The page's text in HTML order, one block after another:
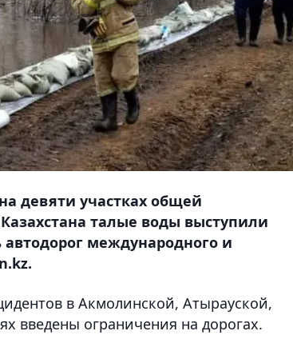
девяти участках общей
талые воды выступили
международного и
в Акмолинской, Атырауской,
введены ограничения на дорогах.